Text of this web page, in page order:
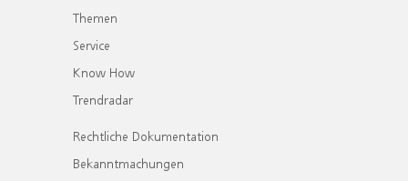
Themen
Service
Know How
Trendradar
Rechtliche Dokumentation
Bekanntmachungen